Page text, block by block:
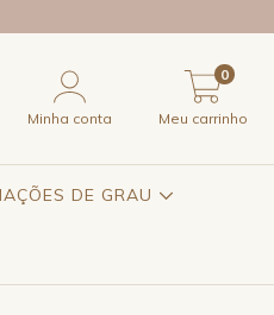
Minha conta Meu carrinho
0
DE GRAU